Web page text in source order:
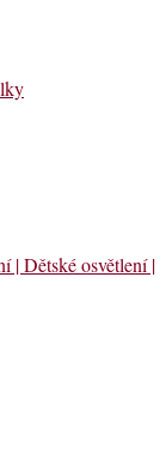
| Dětské osvětlení |